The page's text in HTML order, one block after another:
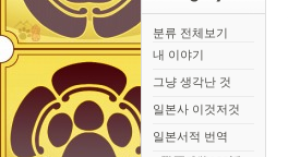
분류 전체보기
내 이야기
그냥 생각난 것
일본사 이것저것
일본서적 번역